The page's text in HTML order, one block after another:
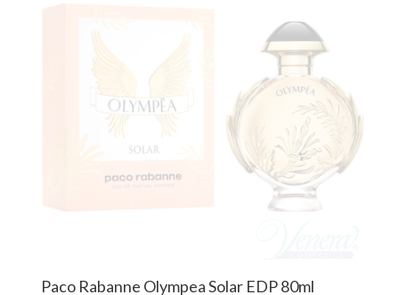
Paco Rabanne Olympea Solar EDP 80ml